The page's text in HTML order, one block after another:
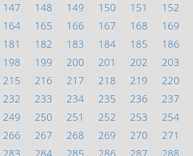
147 148 149 150 151 152
164 165 166 167 168 169
181 182 183 184 185 186
198 199 200 201 202 203
215 216 217 218 219 220
232 233 234 235 236 237
249 250 251 252 253 254
266 267 268 269 270 271